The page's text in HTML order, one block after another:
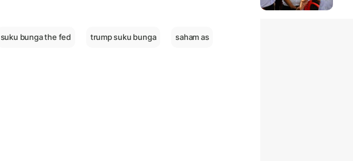
suku bunga the fed trump suku bunga saham as